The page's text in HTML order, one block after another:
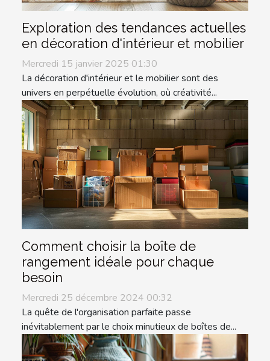
Exploration des tendances actuelles
en décoration d'intérieur et mobilier
Mercredi 15 janvier 2025 01:30
La décoration d'intérieur et le mobilier sont des
univers en perpétuelle évolution, où créativité...
Comment choisir la boîte de
rangement idéale pour chaque
besoin
Mercredi 25 décembre 2024 00:32
La quête de l'organisation parfaite passe
inévitablement par le choix minutieux de boîtes de...